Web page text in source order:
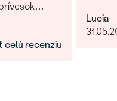
je to
celú recenziu
Lucia